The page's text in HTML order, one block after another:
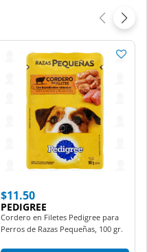
$11.50
PEDIGREE
Cordero en Filetes Pedigree para
Perros de Razas Pequeñas, 100 gr.